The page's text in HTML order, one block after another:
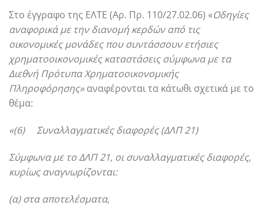
Στο έγγραφο της ΕΛΤΕ (Αρ. Πρ. 110/27.02.06) «Οδηγίες
αναφορικά με την διανομή κερδών από τις
οικονομικές μονάδες που συντάσσουν ετήσιες
χρηματοοικονομικές καταστάσεις σύμφωνα με τα
Διεθνή Πρότυπα Χρηματοοικονομικής
Πληροφόρησης»αναφέρονται τα κάτωθι σχετικά με το
θέμα:
«(6) Συναλλαγματικές διαφορές (ΔΛΠ 21)
Σύμφωνα με το ΔΛΠ 21, οι συναλλαγματικές διαφορές,
κυρίως αναγνωρίζονται:
(α) στα αποτελέσματα,